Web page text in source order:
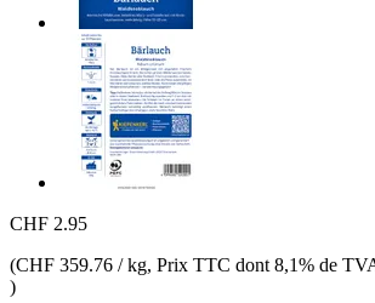
CHF 2.95
(CHF 359.76 / kg, Prix TTC dont 8,1% de
)